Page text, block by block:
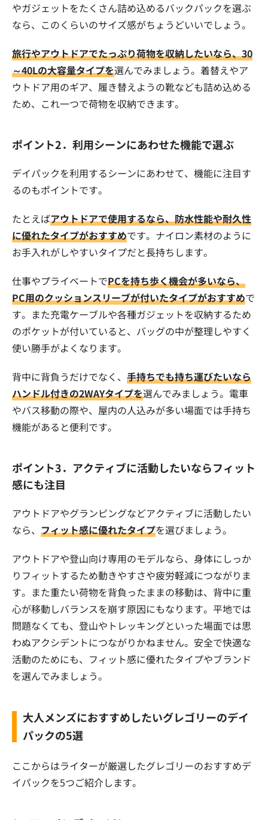
やガジェットをたくさん詰め込めるバックパックを選ぶ
なら、このくらいのサイズ感がちょうどいいでしょう。
旅行やアウトドアでたっぷり荷物を収納したいなら、30
～40Lの大容量タイプを選んでみましょう。着替えやア
ウトドア用のギア、履き替えようの靴なども詰め込める
ため、これ一つで荷物を収納できます。
ポイント2．利用シーンにあわせた機能で選ぶ
デイパックを利用するシーンにあわせて、機能に注目す
るのもポイントです。
たとえばアウトドアで使用するなら、防水性能や耐久性
に優れたタイプがおすすめです。ナイロン素材のように
お手入れがしやすいタイプだと長持ちします。
仕事やプライベートでPCを持ち歩く機会が多いなら、
PC用のクッションスリーブが付いたタイプがおすすめで
す。また充電ケーブルや各種ガジェットを収納するため
のポケットが付いていると、バッグの中が整理しやすく
使い勝手がよくなります。
背中に背負うだけでなく、 手持ちでも持ち運びたいなら
ハンドル付きの2WAYタイプを選んでみましょう。電車
やバス移動の際や、屋内の人込みが多い場面では手持ち
機能があると便利です。
ポイント3．アクティブに活動したいならフィット
感にも注目
アウトドアやグランピングなどアクティブに活動したい
なら、 フィット感に優れたタイプを選びましょう。
アウトドアや登山向け専用のモデルなら、身体にしっか
りフィットするため動きやすさや疲労軽減につながりま
す。また重たい荷物を背負ったままの移動は、背中に重
心が移動しバランスを崩す原因にもなります。平地では
問題なくても、登山やトレッキングといった場面では思
わぬアクシデントにつながりかねません。安全で快適な
活動のためにも、フィット感に優れたタイプやブランド
を選んでみましょう。
大人メンズにおすすめしたいグレゴリーのデイ
パックの5選
ここからはライターが厳選したグレゴリーのおすすめデ
イパックを5つご紹介します。